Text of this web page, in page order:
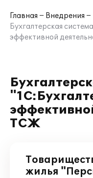
Главная
Внедрения
Бухгалтерская
эффективной
ТСЖ
жилья